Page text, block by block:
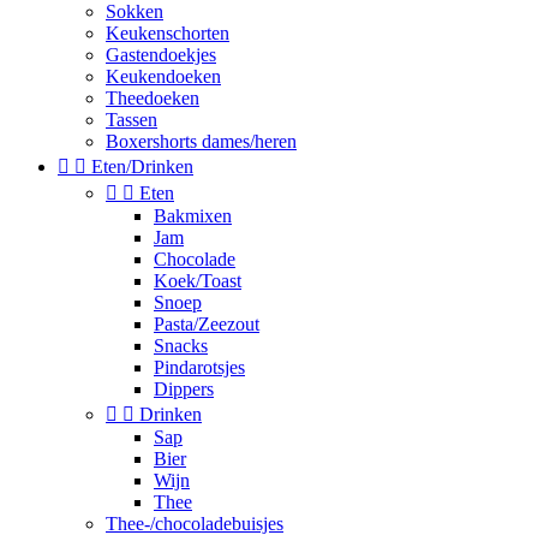
Sokken
Keukenschorten
Gastendoekjes
Keukendoeken
Theedoeken
Tassen
Boxershorts dames/heren
  Eten/Drinken
  Eten
Bakmixen
Jam
Chocolade
Koek/Toast
Snoep
Pasta/Zeezout
Snacks
Pindarotsjes
Dippers
  Drinken
Sap
Bier
Wijn
Thee
Thee-/chocoladebuisjes